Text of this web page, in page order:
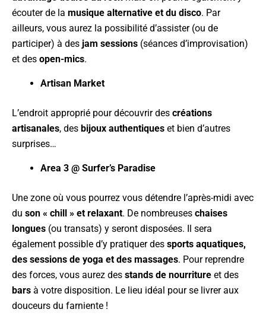
écouter de la musique alternative et du disco. Par
ailleurs, vous aurez la possibilité d’assister (ou de
participer) à des jam sessions (séances d’improvisation)
et des open-mics.
Artisan Market
L’endroit approprié pour découvrir des créations
artisanales, des bijoux authentiques et bien d’autres
surprises…
Area 3 @ Surfer’s Paradise
Une zone où vous pourrez vous détendre l’après-midi avec
du son « chill » et relaxant. De nombreuses chaises
longues (ou transats) y seront disposées. Il sera
également possible d’y pratiquer des sports aquatiques,
des sessions de yoga et des massages. Pour reprendre
des forces, vous aurez des stands de nourriture et des
bars à votre disposition. Le lieu idéal pour se livrer aux
douceurs du farniente !